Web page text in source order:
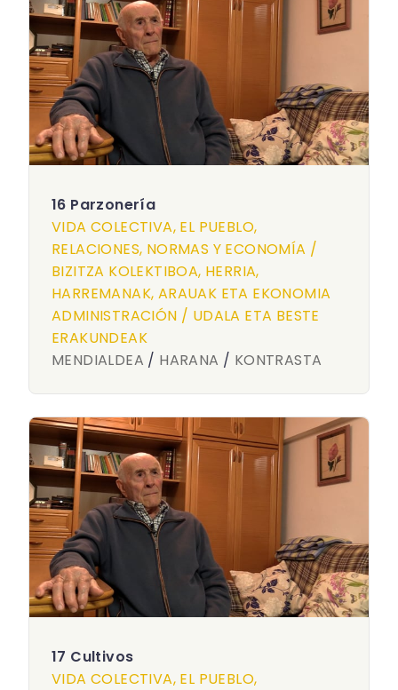
16 Parzonería
VIDA COLECTIVA, EL PUEBLO,
RELACIONES, NORMAS Y ECONOMÍA /
BIZITZA KOLEKTIBOA, HERRIA,
HARREMANAK, ARAUAK ETA EKONOMIA
ADMINISTRACIÓN / UDALA ETA BESTE
ERAKUNDEAK
MENDIALDEA / HARANA / KONTRASTA
17 Cultivos
VIDA COLECTIVA, EL PUEBLO,